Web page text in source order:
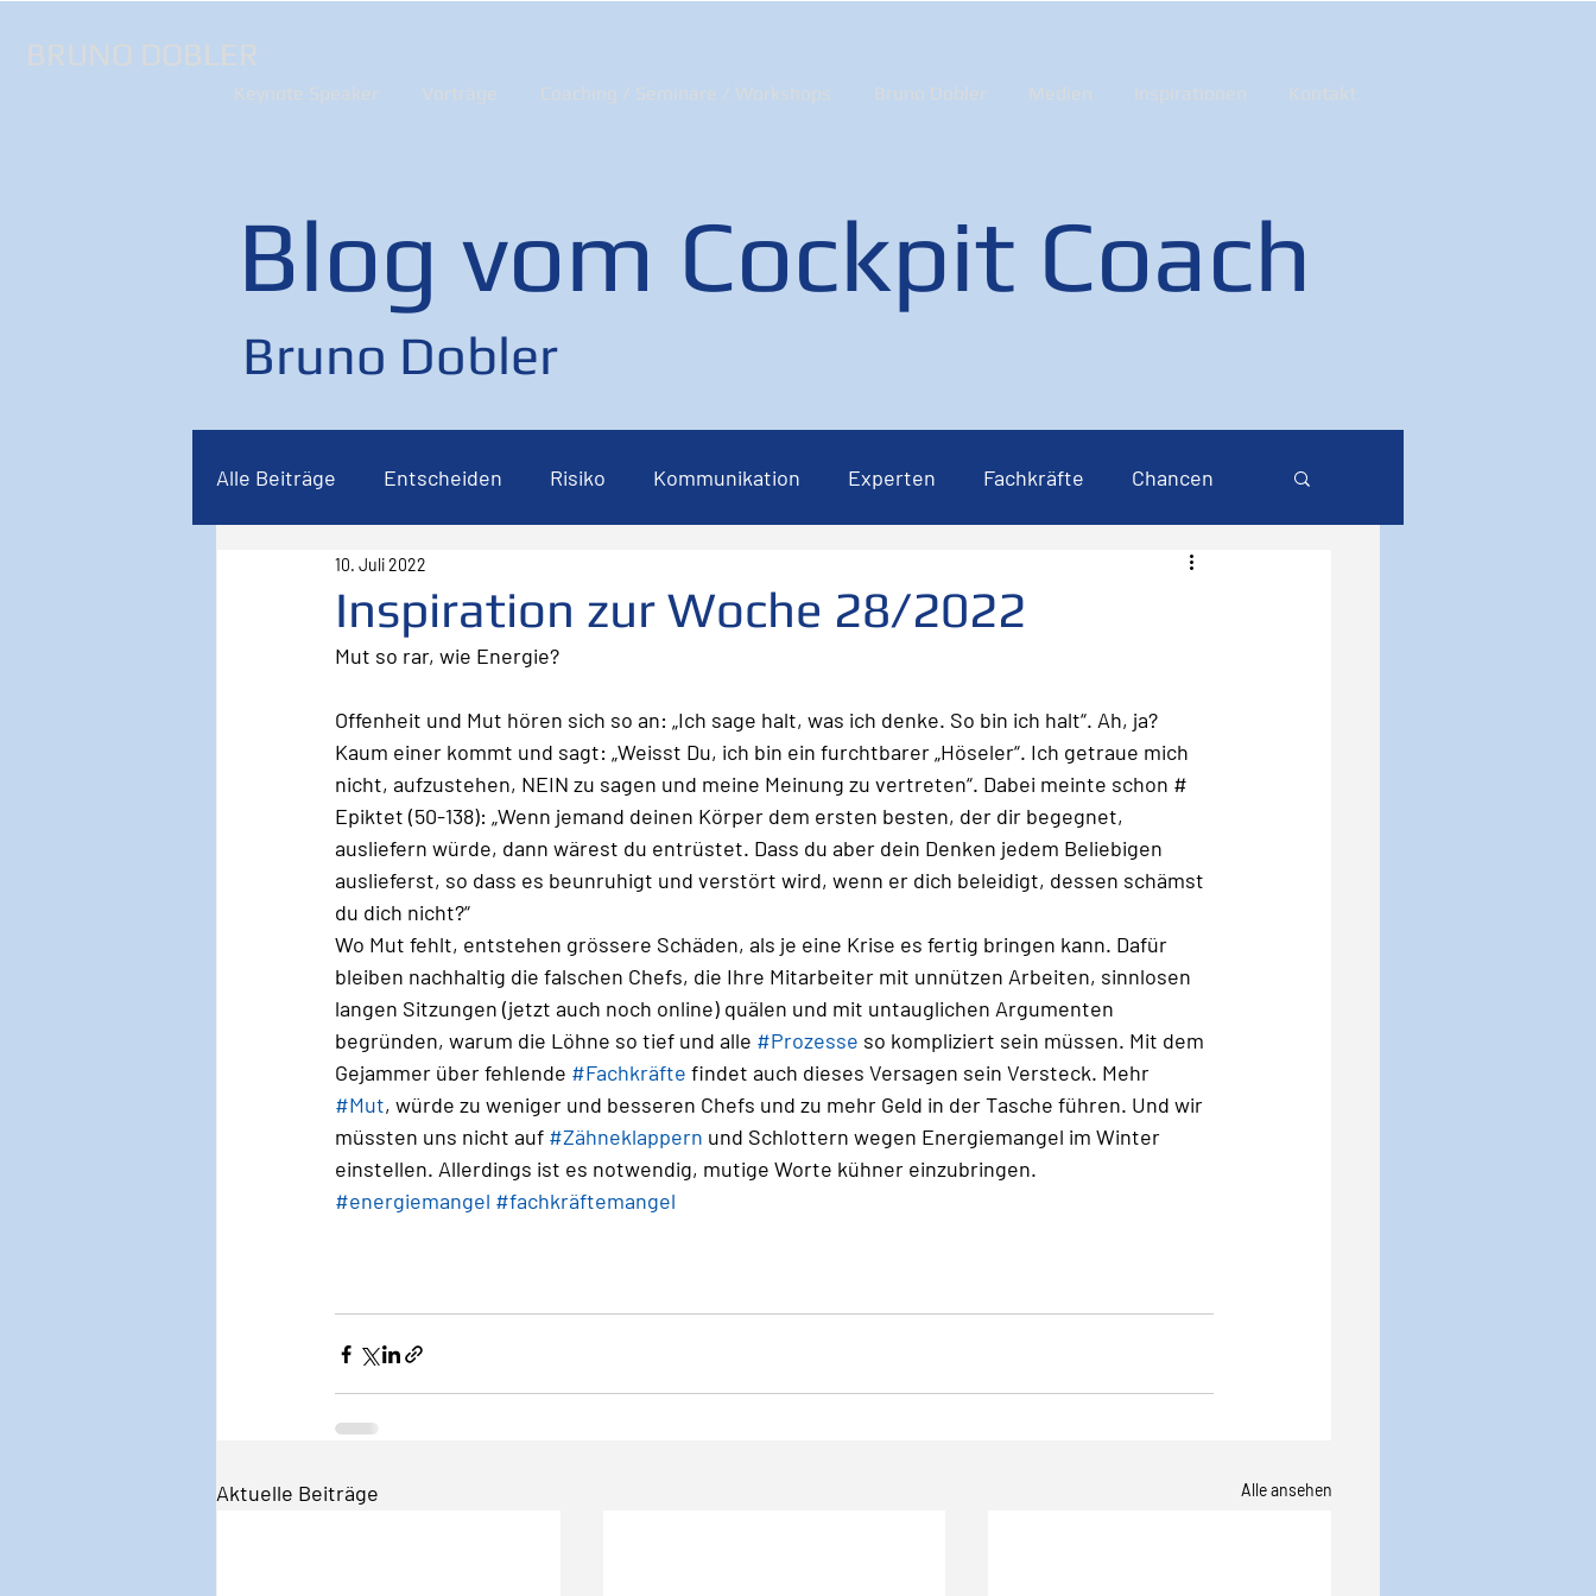
BRUNO DOBLER
Keynote Speaker Vorträge Coaching / Seminare / Workshops Bruno Dobler Medien Inspirationen Kontakt
Blog vom Cockpit Coach
Bruno Dobler
Alle Beiträge Entscheiden Risiko Kommunikation Experten Fachkräfte Chancen
Lebenspilot
Sicherheit Inspiration
Wirken, Wirkung Keynote Risiko Glück Mut Change
Inspiration zur Woche 28/2022
10. Juli 2022
Mut so rar, wie Energie?
Offenheit und Mut hören sich so an: „Ich sage halt, was ich denke. So bin ich halt“. Ah, ja?
Kaum einer kommt und sagt: „Weisst Du, ich bin ein furchtbarer „Höseler“. Ich getraue mich
nicht, aufzustehen, NEIN zu sagen und meine Meinung zu vertreten“. Dabei meinte schon #
Epiktet (50-138): „Wenn jemand deinen Körper dem ersten besten, der dir begegnet,
ausliefern würde, dann wärest du entrüstet. Dass du aber dein Denken jedem Beliebigen
auslieferst, so dass es beunruhigt und verstört wird, wenn er dich beleidigt, dessen schämst
du dich nicht?“
Wo Mut fehlt, entstehen grössere Schäden, als je eine Krise es fertig bringen kann. Dafür
bleiben nachhaltig die falschen Chefs, die Ihre Mitarbeiter mit unnützen Arbeiten, sinnlosen
langen Sitzungen (jetzt auch noch online) quälen und mit untauglichen Argumenten
begründen, warum die Löhne so tief und alle #Prozesse so kompliziert sein müssen. Mit dem
Gejammer über fehlende #Fachkräfte findet auch dieses Versagen sein Versteck. Mehr
#Mut, würde zu weniger und besseren Chefs und zu mehr Geld in der Tasche führen. Und wir
müssten uns nicht auf #Zähneklappern und Schlottern wegen Energiemangel im Winter
einstellen. Allerdings ist es notwendig, mutige Worte kühner einzubringen.
#energiemangel #fachkräftemangel
Aktuelle Beiträge Alle ansehen